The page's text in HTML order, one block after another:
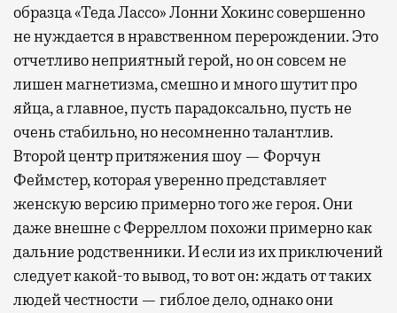
образца «Теда Лассо» Лонни Хокинс совершенно
не нуждается в нравственном перерождении. Это
отчетливо неприятный герой, но он совсем не
лишен магнетизма, смешно и много шутит про
яйца, а главное, пусть парадоксально, пусть не
очень стабильно, но несомненно талантлив.
Второй центр притяжения шоу — Форчун
Феймстер, которая уверенно представляет
женскую версию примерно того же героя. Они
даже внешне с Ферреллом похожи примерно как
дальние родственники. И если из их приключений
следует какой-то вывод, то вот он: ждать от таких
людей честности — гиблое дело, однако они